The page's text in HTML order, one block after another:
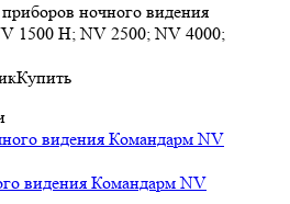
ночного видения
1500 H; NV 2500; NV 4000;
Купить
видения Командарм NV